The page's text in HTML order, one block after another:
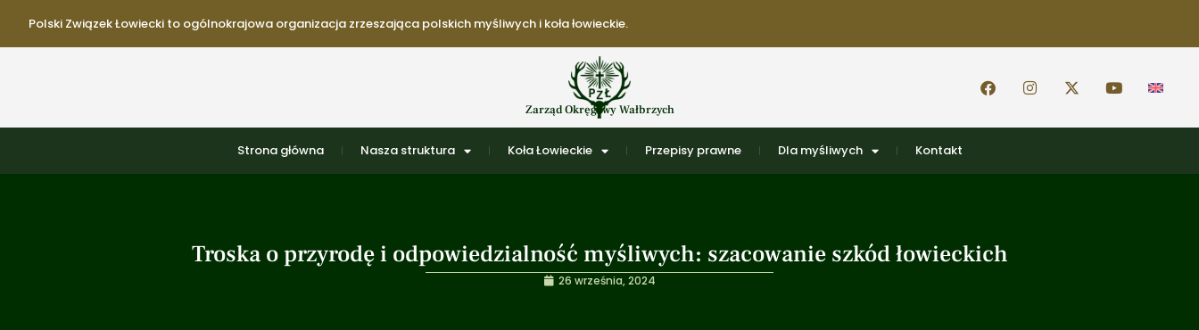
Polski Związek Łowiecki to ogólnokrajowa organizacja zrzeszająca polskich myśliwych i koła łowieckie.
Zarząd Okręgowy Wałbrzych
Strona główna Nasza struktura Koła Łowieckie Przepisy prawne Dla myśliwych Kontakt
Troska o przyrodę i odpowiedzialność myśliwych: szacowanie szkód łowieckich
26 września, 2024